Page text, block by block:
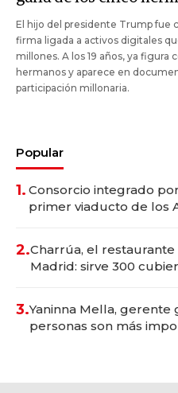
El hijo del presidente Trump fue
firma ligada a activos digitales
millones. A los 19 años, ya figura
hermanos y aparece en
participación millonaria.
Popular
1. Consorcio integrado
primer viaducto de los
2.Charrúa, el
Madrid: sirve 300
3.Yaninna Mella, gerente
personas son más